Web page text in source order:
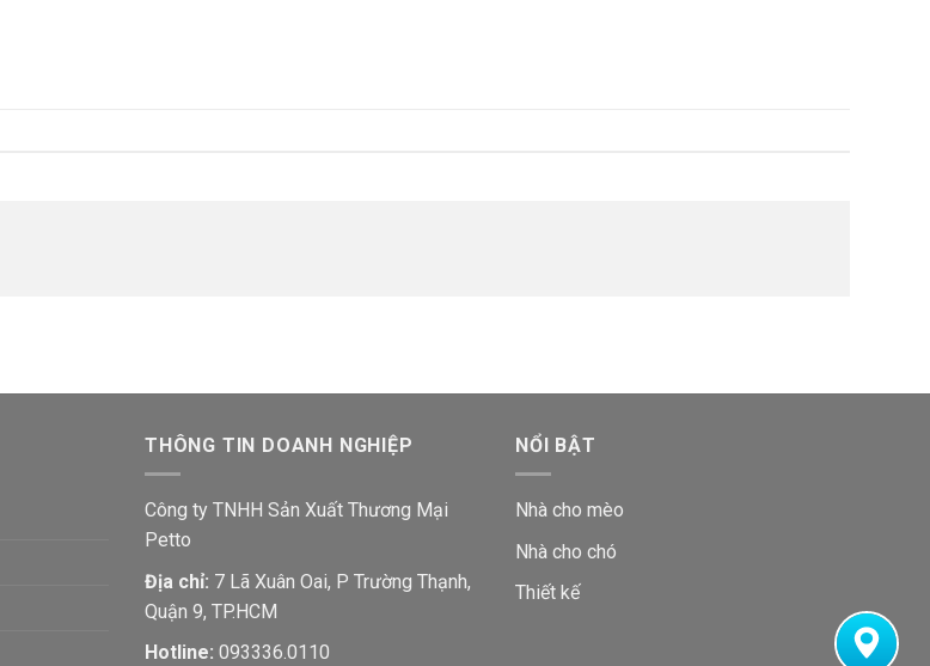
THÔNG TIN DOANH NGHIỆP
Công ty TNHH Sản Xuất Thương Mại
Petto
Địa chỉ: 7 Lã Xuân Oai, P Trường Thạnh,
Quận 9, TP.HCM
Hotline: 093336.0110
NỔI BẬT
Nhà cho mèo
Nhà cho chó
Thiết kế